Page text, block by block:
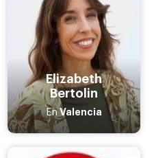
Elizabeth
Bertolin
En Valencia